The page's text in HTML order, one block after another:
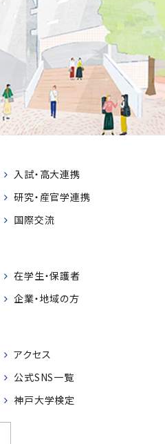
入試・高大連携
研究・産官学連携
国際交流
在学生・保護者
企業・地域の方
アクセス
公式SNS一覧
神戸大学検定